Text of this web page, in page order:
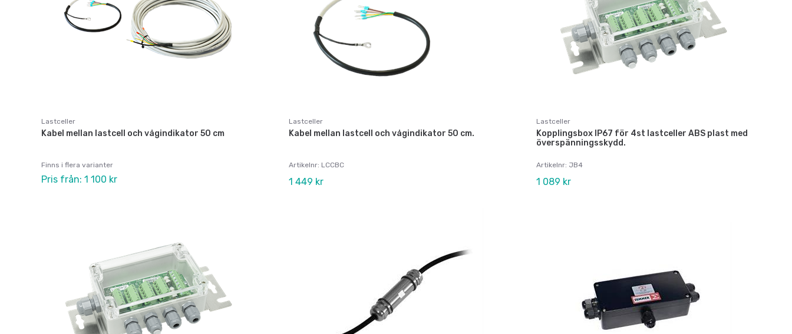
Lastceller
Kabel mellan lastcell och vågindikator 50 cm
Finns i flera varianter
Pris från: 1 100 kr
Lastceller
Kabel mellan lastcell och vågindikator 50 cm.
Artikelnr: LCCBC
1 449 kr
Lastceller
Kopplingsbox IP67 för 4st lastceller ABS plast med
överspänningsskydd.
Artikelnr: JB4
1 089 kr